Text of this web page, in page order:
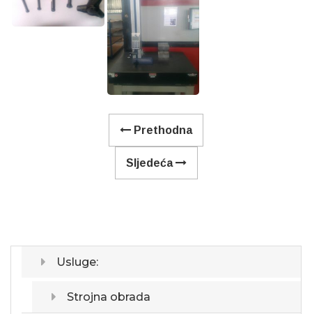
Prethodna
Sljedeća
Usluge:
Strojna obrada